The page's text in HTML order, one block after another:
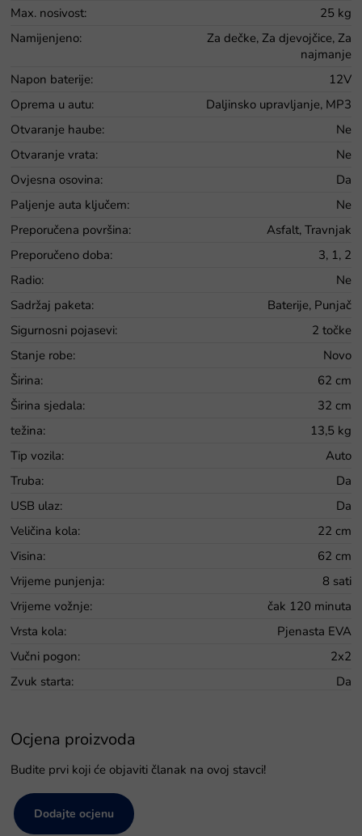
Max. nosivost:
25 kg
Namijenjeno:
Za dečke, Za djevojčice, Za
najmanje
Napon baterije:
12V
Oprema u autu:
Daljinsko upravljanje, MP3
Otvaranje haube:
Ne
Otvaranje vrata:
Ne
Ovjesna osovina:
Da
Paljenje auta ključem:
Ne
Preporučena površina:
Asfalt, Travnjak
Preporučeno doba:
3, 1, 2
Radio:
Ne
Sadržaj paketa:
Baterije, Punjač
Sigurnosni pojasevi:
2 točke
Stanje robe:
Novo
Širina:
62 cm
Širina sjedala:
32 cm
težina:
13,5 kg
Tip vozila:
Auto
Truba:
Da
USB ulaz:
Da
Veličina kola:
22 cm
Visina:
62 cm
Vrijeme punjenja:
8 sati
Vrijeme vožnje:
čak 120 minuta
Vrsta kola:
Pjenasta EVA
Vučni pogon:
2x2
Zvuk starta: Da
Ocjena proizvoda
Budite prvi koji će objaviti članak na ovoj stavci!
Dodajte ocjenu